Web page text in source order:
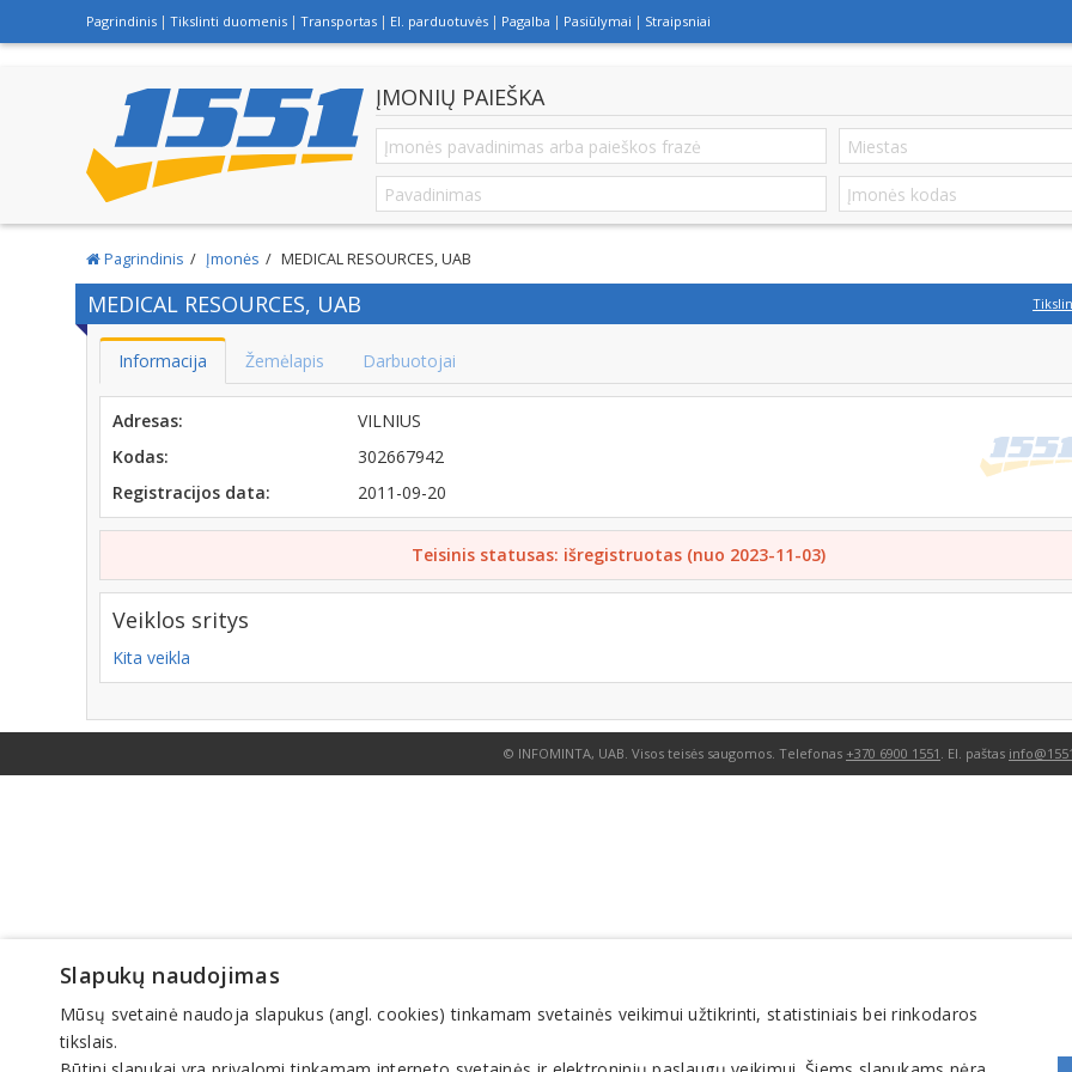
Pagrindinis Tikslinti duomenis Transportas El. parduotuvės Pagalba Pasiūlymai Straipsniai
ĮMONIŲ PAIEŠKA
Pagrindinis Įmonės MEDICAL RESOURCES, UAB
MEDICAL RESOURCES, UAB
Informacija Žemėlapis Darbuotojai
Adresas:
VILNIUS
Kodas:
302667942
Registracijos data:
2011-09-20
Teisinis statusas: išregistruotas (nuo 2023-11-03)
Veiklos sritys
Kita veikla
© INFOMINTA, UAB. Visos teisės saugomos. Telefonas +370 6900 1551 . El. paštas
Slapukų naudojimas
Mūsų svetainė naudoja slapukus (angl. cookies) tinkamam svetainės veikimui užtikrinti, statistiniais bei rinkodaros
tikslais.